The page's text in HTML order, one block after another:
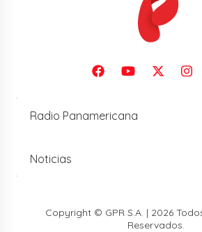
Radio Panamericana
Noticias
Copyright © GPR S.A. | 2026
Reservados.